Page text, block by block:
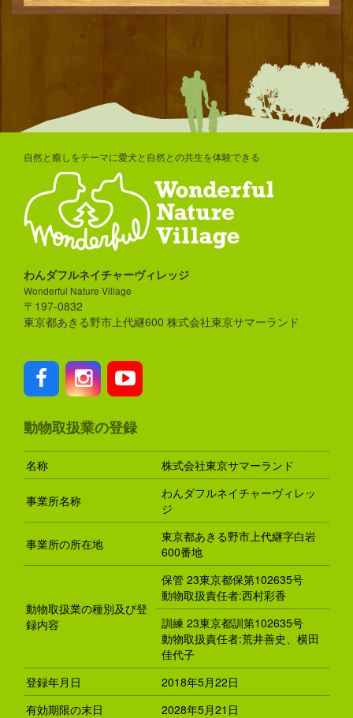
自然と癒しをテーマに愛犬と自然との共生を体験できる
わんダフルネイチャーヴィレッジ
Wonderful Nature Village
〒197-0832
東京都あきる野市上代継600 株式会社東京サマーランド
動物取扱業の登録
名称 株式会社東京サマーランド
事業所名称
わんダフルネイチャーヴィレッ
ジ
事業所の所在地
東京都あきる野市上代継字白岩
600番地
動物取扱業の種別及び登
録内容
保管 23東京都保第102635号
動物取扱責任者:西村彩香
訓練 23東京都訓第102635号
動物取扱責任者:荒井善史、横田
佳代子
登録年月日
2018年5月22日
有効期限の末日
2028年5月21日